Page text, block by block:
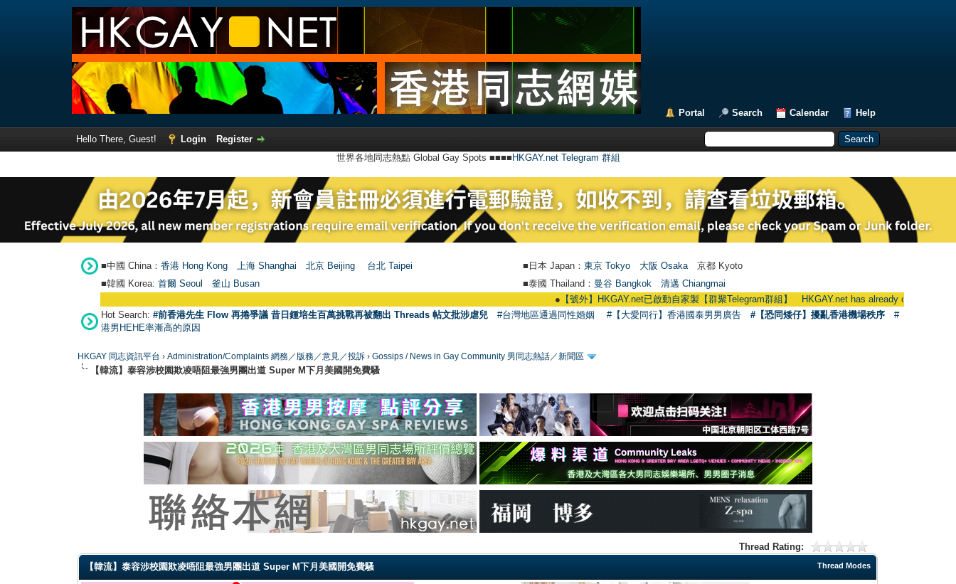
Portal Search Calendar Help
Hello There, Guest! Login
Register
世界各地同志熱點 Global Gay Spots ■■■■ HKGAY.net Telegram 群組
■中國 China： 香港 Hong Kong 上海 Shanghai 北京 Beijing 台北 Taipei ■日本 Japan： 東京 Tokyo 大阪 Osaka 京都 Kyoto
■韓國 Korea: 首爾 Seou 釜山 Busan ■泰國 Thailand： 曼谷 Bangkok
清邁 Chiangmai
【號外】HKGAY.net已啟動自家製【群聚Telegram群組】 HKGAY.net has already opened a home-
Hot Search: #前香港先生 Flow 再捲爭議 昔日鍾培生百萬挑戰再被翻出 Threads 帖文批涉虐兒 #台灣地區通過同性婚姻 #【大愛同行】香港國泰男男廣告 #【恐同矮仔】擾亂香港機場秩序
#
港男HEHE率漸高的原因
HKGAY 同志資訊平台 ›Administration/Complaints 網務／版務／意見／投訴 ›Gossips / News in Gay Community 男同志熱話／新聞區
【韓流】泰容涉校園欺凌唔阻最強男團出道 Super M下月美國開免費騷
Thread Rating:
Thread Modes
【韓流】泰容涉校園欺凌唔阻最強男團出道 Super M下月美國開免費騷